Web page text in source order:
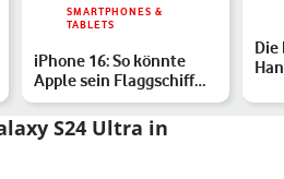
SMARTPHONES &
TABLETS
iPhone 16: So könnte
Apple sein Flaggschiff
upgraden
Die
S24 Ultra in